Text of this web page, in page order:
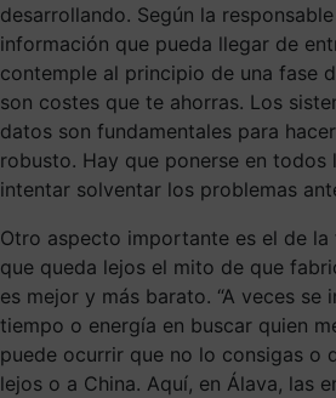
desarrollando. Según la
información que pueda llegar de
contemple al principio de una fase
son costes que te ahorras. Los
datos son fundamentales para
robusto. Hay que ponerse en todos
intentar solventar los problemas
Otro aspecto importante es el de la
que queda lejos el mito de que
es mejor y más barato. “A veces se
tiempo o energía en buscar quien
puede ocurrir que no lo consigas o
lejos o a China. Aquí, en Álava, las